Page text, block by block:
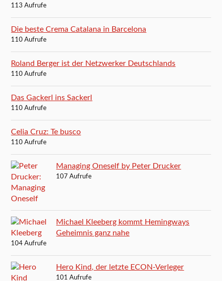
113 Aufrufe
Die beste Crema Catalana in Barcelona
110 Aufrufe
Roland Berger ist der Netzwerker Deutschlands
110 Aufrufe
Das Gackerl ins Sackerl
110 Aufrufe
Celia Cruz: Te busco
110 Aufrufe
Managing Oneself by Peter Drucker
107 Aufrufe
Michael Kleeberg kommt Hemingways
Geheimnis ganz nahe
104 Aufrufe
Hero Kind, der letzte ECON-Verleger
101 Aufrufe